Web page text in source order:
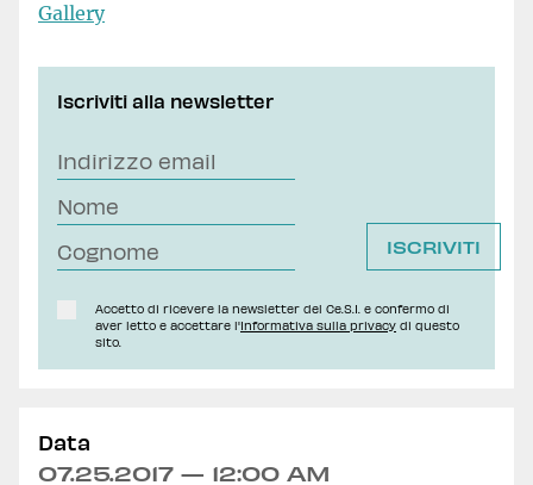
Gallery
Iscriviti alla newsletter
Accetto di ricevere la newsletter del Ce.S.I. e confermo di
aver letto e accettare l'Informativa sulla privacy di questo
sito.
Data
07.25.2017 — 12:00 AM